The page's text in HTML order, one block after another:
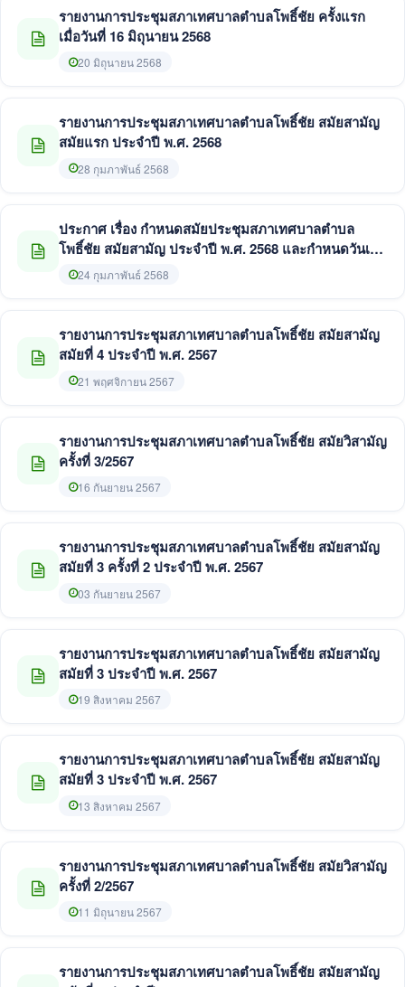
รายงานการประชุมสภาเทศบาลตำบลโพธิ์ชัย ครั้งแรก
เมื่อวันที่ 16 มิถุนายน 2568
20 มิถุนายน 2568
รายงานการประชุมสภาเทศบาลตำบลโพธิ์ชัย สมัยสามัญ
สมัยแรก ประจำปี พ.ศ. 2568
28 กุมภาพันธ์ 2568
ประกาศ เรื่อง กำหนดสมัยประชุมสภาเทศบาลตำบล
โพธิ์ชัย สมัยสามัญ ประจำปี พ.ศ. 2568 และกำหนดวันเริ่ม
ประชุมสมัยสามัญ สมัยแรก ประจำปี พ.ศ. 2569
24 กุมภาพันธ์ 2568
รายงานการประชุมสภาเทศบาลตำบลโพธิ์ชัย สมัยสามัญ
สมัยที่ 4 ประจำปี พ.ศ. 2567
21 พฤศจิกายน 2567
รายงานการประชุมสภาเทศบาลตำบลโพธิ์ชัย สมัยวิสามัญ
ครั้งที่ 3/2567
16 กันยายน 2567
รายงานการประชุมสภาเทศบาลตำบลโพธิ์ชัย สมัยสามัญ
สมัยที่ 3 ครั้งที่ 2 ประจำปี พ.ศ. 2567
03 กันยายน 2567
รายงานการประชุมสภาเทศบาลตำบลโพธิ์ชัย สมัยสามัญ
สมัยที่ 3 ประจำปี พ.ศ. 2567
19 สิงหาคม 2567
รายงานการประชุมสภาเทศบาลตำบลโพธิ์ชัย สมัยสามัญ
สมัยที่ 3 ประจำปี พ.ศ. 2567
13 สิงหาคม 2567
รายงานการประชุมสภาเทศบาลตำบลโพธิ์ชัย สมัยวิสามัญ
ครั้งที่ 2/2567
11 มิถุนายน 2567
รายงานการประชุมสภาเทศบาลตำบลโพธิ์ชัย สมัยสามัญ